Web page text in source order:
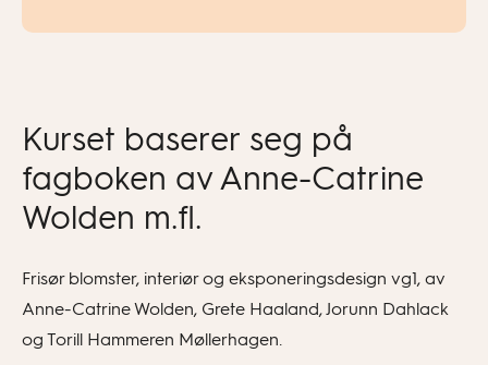
Kurset baserer seg på
fagboken av Anne-Catrine
Wolden m.fl.
Frisør blomster, interiør og eksponeringsdesign vg1, av
Anne-Catrine Wolden, Grete Haaland, Jorunn Dahlack
og Torill Hammeren Møllerhagen.